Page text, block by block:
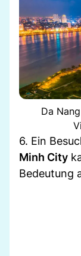
Da
6. Ein
Minh City
Bedeutung